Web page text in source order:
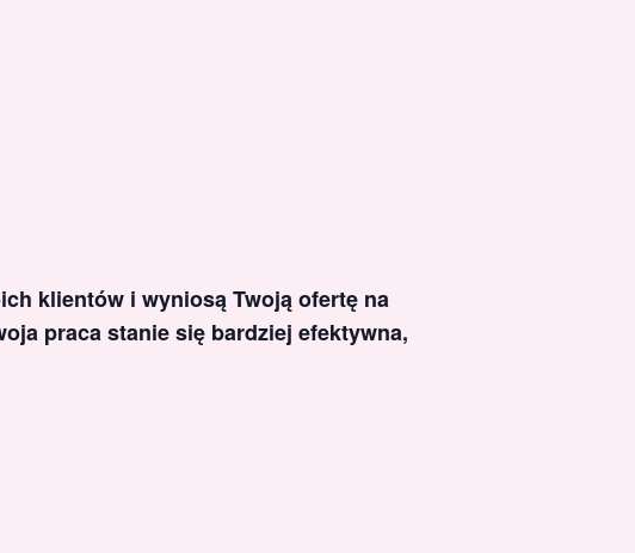
klientów i wyniosą Twoją ofertę na
praca stanie się bardziej efektywna,